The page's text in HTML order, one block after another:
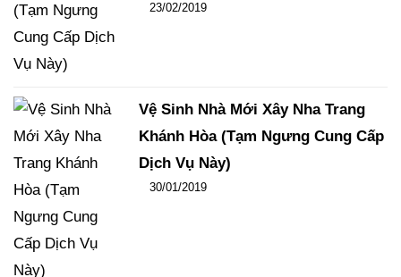
Đăng ngày
23/02/2019
Vệ Sinh Nhà Mới Xây Nha Trang
Khánh Hòa (Tạm Ngưng Cung Cấp
Dịch Vụ Này)
Đăng ngày
30/01/2019